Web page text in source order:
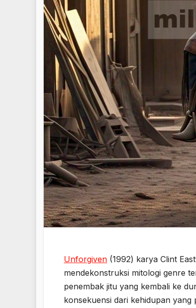
Unforgiven (1992) karya Clint
mendekonstruksi mitologi genre
penembak jitu yang kembali ke
konsekuensi dari kehidupan